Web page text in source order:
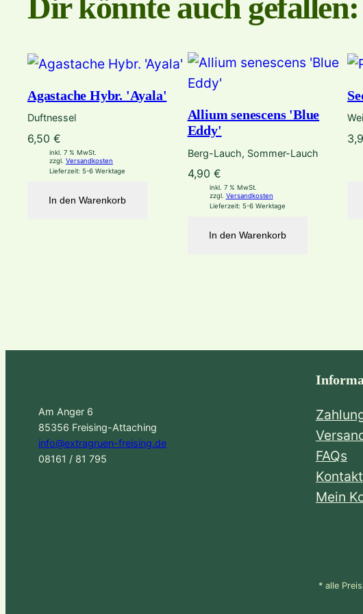
Dir könnte auch gefallen:
Agastache Hybr. 'Ayala'
Duftnessel
6,50 €
inkl. 7 % MwSt.
zzgl. Versandkosten
Lieferzeit: 5-6 Werktage
In den Warenkorb
Allium senescens 'Blue
Eddy'
Berg-Lauch, Sommer-Lauch
4,90 €
inkl. 7 % MwSt.
zzgl. Versandkosten
Lieferzeit: 5-6 Werktage
In den Warenkorb
Am Anger 6
85356 Freising-Attaching
info@extragruen-freising.de
08161 / 81 795
FAQs
Kontakt
Mein
* alle